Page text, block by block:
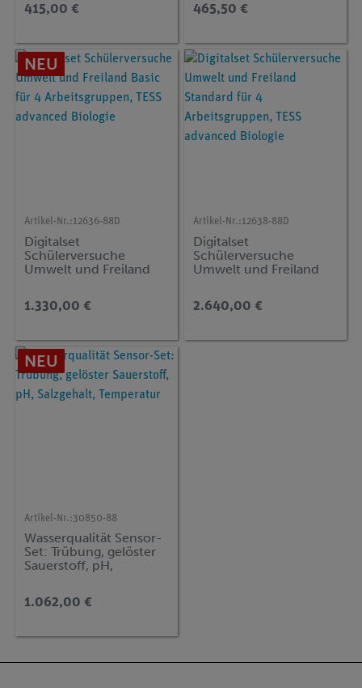
415,00 € 465,50 €
NEU
Artikel-Nr.:12636-88D
Digitalset
Schülerversuche
Umwelt und Freiland
advanced Biologie
1.330,00 €
Artikel-Nr.:12638-88D
Digitalset
Schülerversuche
Umwelt und Freiland
Arbeitsgruppen, TESS
advanced Biologie
2.640,00 €
NEU
Artikel-Nr.:30850-88
Wasserqualität Sensor-
Set: Trübung, gelöster
Sauerstoff, pH,
1.062,00 €